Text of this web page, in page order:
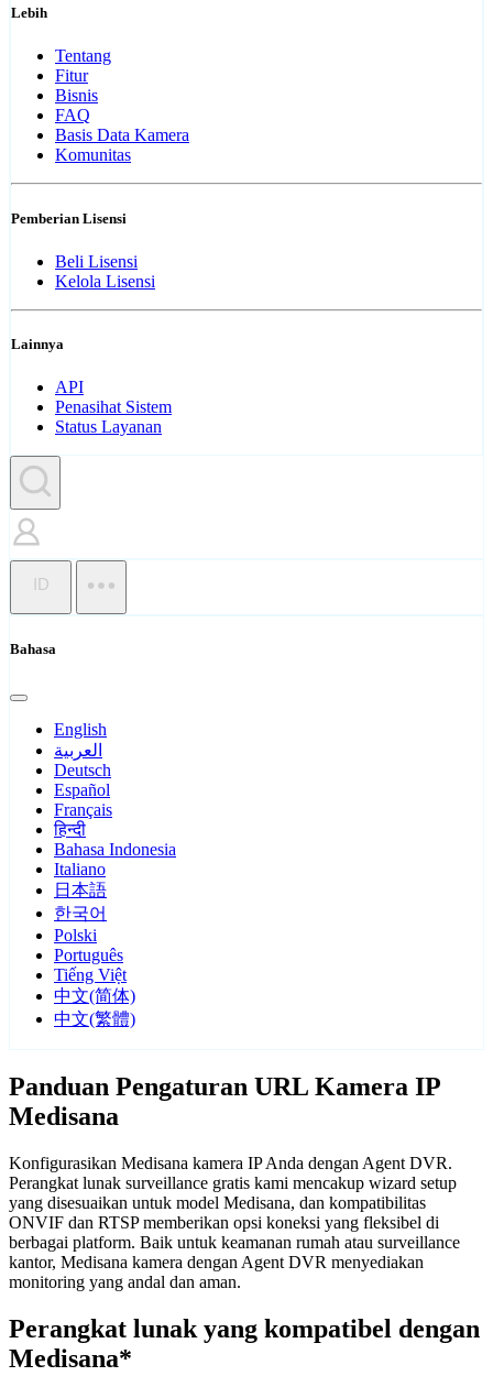
Lebih
Tentang
Fitur
Bisnis
FAQ
Basis Data Kamera
Komunitas
Pemberian Lisensi
Beli Lisensi
Kelola Lisensi
Lainnya
API
Penasihat Sistem
Status Layanan
ID
Bahasa
English
العربية
Deutsch
Español
Français
हिन्दी
Bahasa Indonesia
Italiano
日本語
한국어
Polski
Português
Tiếng Việt
中文(简体)
中文(繁體)
Panduan Pengaturan URL Kamera IP
Medisana
Konfigurasikan Medisana kamera IP Anda dengan Agent DVR.
Perangkat lunak surveillance gratis kami mencakup wizard setup
yang disesuaikan untuk model Medisana, dan kompatibilitas
ONVIF dan RTSP memberikan opsi koneksi yang fleksibel di
berbagai platform. Baik untuk keamanan rumah atau surveillance
kantor, Medisana kamera dengan Agent DVR menyediakan
monitoring yang andal dan aman.
Perangkat lunak yang kompatibel dengan
Medisana*